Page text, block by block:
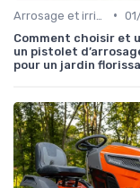
•
Comment choisir et
un pistolet
pour un jardin